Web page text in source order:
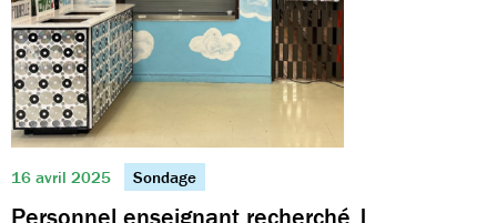
16 avril 2025 Sondage
Personnel enseignant recherché |